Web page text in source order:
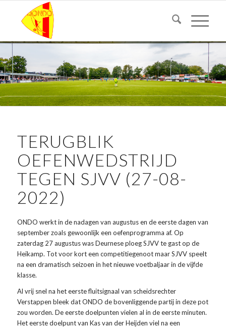
TERUGBLIK
OEFENWEDSTRIJD
TEGEN SJVV (27-08-
2022)
ONDO werkt in de nadagen van augustus en de eerste dagen van
september zoals gewoonlijk een oefenprogramma af. Op
zaterdag 27 augustus was Deurnese ploeg SJVV te gast op de
Heikamp. Tot voor kort een competitiegenoot maar SJVV speelt
na een dramatisch seizoen in het nieuwe voetbaljaar in de vijfde
klasse.
Al vrij snel na het eerste fluitsignaal van scheidsrechter
Verstappen bleek dat ONDO de bovenliggende partij in deze pot
zou worden. De eerste doelpunten vielen al in de eerste minuten.
Het eerste doelpunt van Kas van der Heijden viel na een